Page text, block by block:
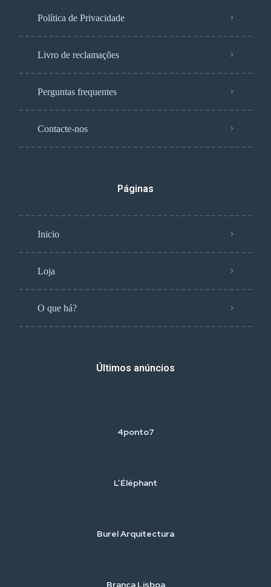
Política de Privacidade
Livro de reclamações
Perguntas frequentes
Contacte-nos
Páginas
Inicio
Loja
O que há?
Últimos anúncios
4ponto7
L’Éléphant
Burel Arquitectura
Branca Lisboa